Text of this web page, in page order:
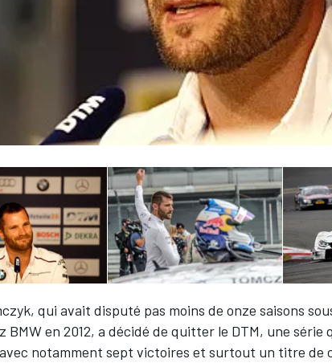
qui avait disputé pas moins de onze saisons
BMW en 2012, a décidé de quitter le DTM, une série
notamment sept victoires et surtout un titre de